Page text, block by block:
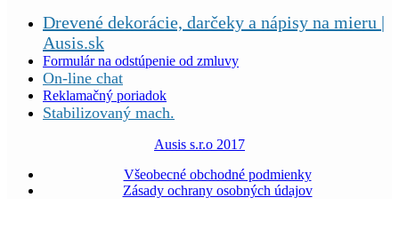
Drevené dekorácie, darčeky a nápisy na mieru |
Ausis.sk
Formulár na odstúpenie od zmluvy
On-line chat
Reklamačný poriadok
Stabilizovaný mach.
Ausis s.r.o 2017
Všeobecné obchodné podmienky
Zásady ochrany osobných údajov